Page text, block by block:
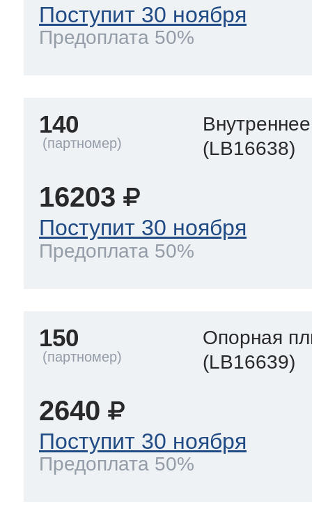
Поступит 30 ноября
Предоплата 50%
140
(LB16638)
16203
Поступит 30 ноября
Предоплата 50%
150
Опорная
(LB16639)
2640
Поступит 30 ноября
Предоплата 50%